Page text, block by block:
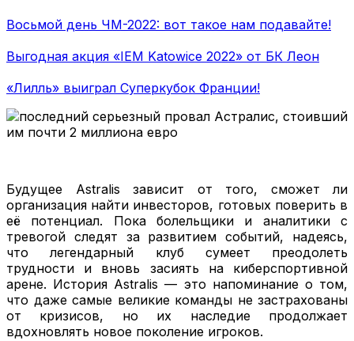
Восьмой день ЧМ-2022: вот такое нам подавайте!
Выгодная акция «IEM Katowice 2022» от БК Леон
«Лилль» выиграл Суперкубок Франции!
Будущее Astralis зависит от того, сможет ли
организация найти инвесторов, готовых поверить в
её потенциал. Пока болельщики и аналитики с
тревогой следят за развитием событий, надеясь,
что легендарный клуб сумеет преодолеть
трудности и вновь засиять на киберспортивной
арене. История Astralis — это напоминание о том,
что даже самые великие команды не застрахованы
от кризисов, но их наследие продолжает
вдохновлять новое поколение игроков.